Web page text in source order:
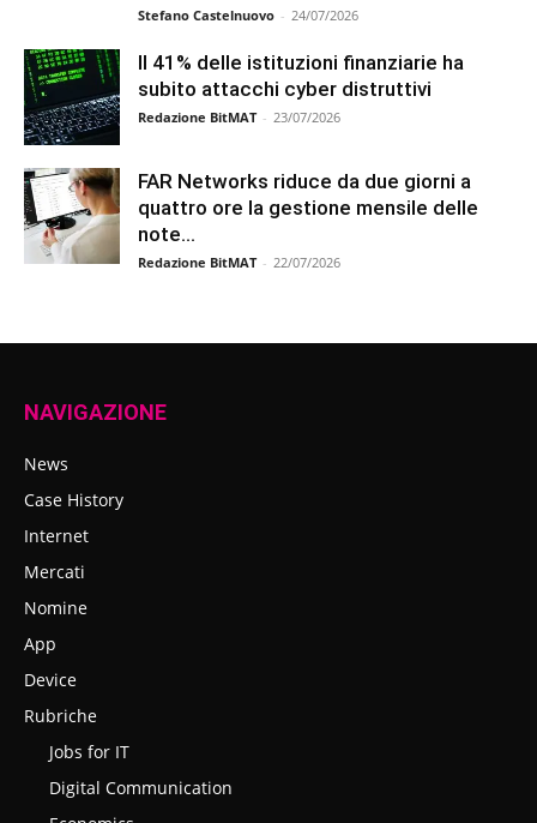
Stefano Castelnuovo - 24/07/2026
Il 41% delle istituzioni finanziarie ha
subito attacchi cyber distruttivi
Redazione BitMAT - 23/07/2026
FAR Networks riduce da due giorni a
quattro ore la gestione mensile delle
note...
Redazione BitMAT - 22/07/2026
NAVIGAZIONE
News
Case History
Internet
Mercati
Nomine
App
Device
Rubriche
Jobs for IT
Digital Communication